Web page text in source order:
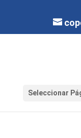
Seleccionar